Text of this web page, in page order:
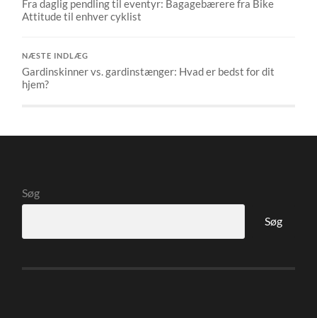
Fra daglig pendling til eventyr: Bagagebærere fra Bike
Attitude til enhver cyklist
NÆSTE INDLÆG
Gardinskinner vs. gardinstænger: Hvad er bedst for dit
hjem?
Søg
Søg